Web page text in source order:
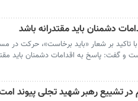
دشمنان باید مقتدرانه باشد
تاکید بر شعار «باید برخاست»، حرکت در
و گفت: پاسخ به اقدامات دشمنان باید
تشییع رهبر شهید تجلی پیوند